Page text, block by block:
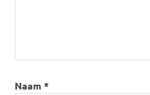
Naam *